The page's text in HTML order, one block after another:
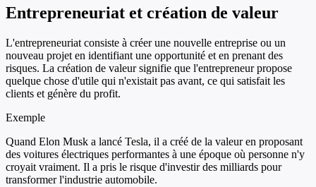
Entrepreneuriat et création de valeur
L'entrepreneuriat consiste à créer une nouvelle entreprise ou un
nouveau projet en identifiant une opportunité et en prenant des
risques. La création de valeur signifie que l'entrepreneur propose
quelque chose d'utile qui n'existait pas avant, ce qui satisfait les
clients et génère du profit.
Exemple
Quand Elon Musk a lancé Tesla, il a créé de la valeur en proposant
des voitures électriques performantes à une époque où personne n'y
croyait vraiment. Il a pris le risque d'investir des milliards pour
transformer l'industrie automobile.